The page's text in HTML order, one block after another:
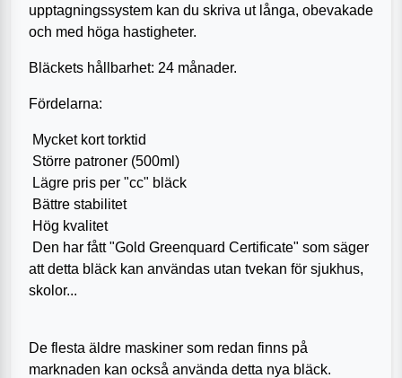
upptagningssystem kan du skriva ut långa, obevakade
och med höga hastigheter.
Bläckets hållbarhet: 24 månader.
Fördelarna:
Mycket kort torktid
Större patroner (500ml)
Lägre pris per "cc" bläck
Bättre stabilitet
Hög kvalitet
Den har fått "Gold Greenquard Certificate" som säger
att detta bläck kan användas utan tvekan för sjukhus,
skolor...
De flesta äldre maskiner som redan finns på
marknaden kan också använda detta nya bläck.